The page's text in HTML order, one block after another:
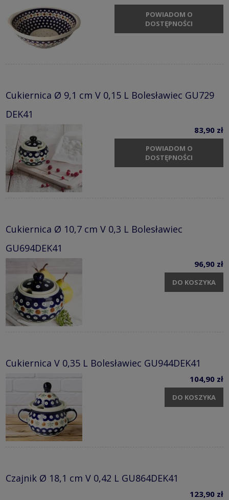
POWIADOM O
DOSTĘPNOŚCI
Cukiernica Ø 9,1 cm V 0,15 L Bolesławiec GU729
DEK41
83,90 zł
POWIADOM O
DOSTĘPNOŚCI
Cukiernica Ø 10,7 cm V 0,3 L Bolesławiec
GU694DEK41
96,90 zł
DO KOSZYKA
Cukiernica V 0,35 L Bolesławiec GU944DEK41
104,90 zł
DO KOSZYKA
Czajnik Ø 18,1 cm V 0,42 L GU864DEK41
123,90 zł